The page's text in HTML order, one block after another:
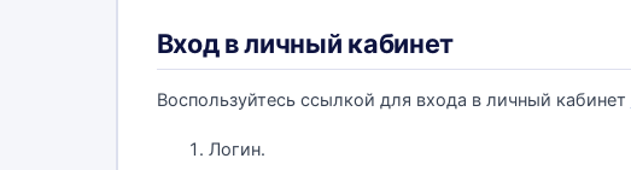
Вход в личный кабинет
Воспользуйтесь ссылкой для входа в личный кабинет
Логин.